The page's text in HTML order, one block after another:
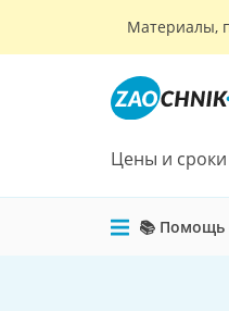
Материалы,
Цены и сроки
📚 Помощь